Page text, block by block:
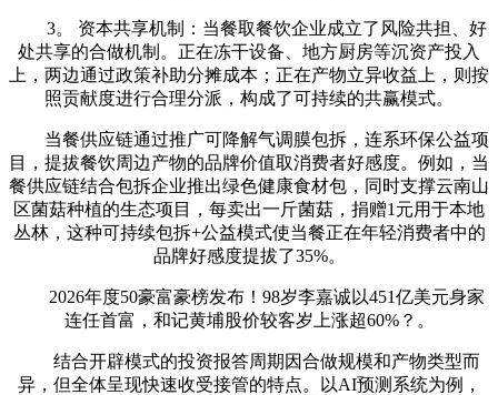
3。 资本共享机制：当餐取餐饮企业成立了风险共担、好
处共享的合做机制。正在冻干设备、地方厨房等沉资产投入
上，两边通过政策补助分摊成本；正在产物立异收益上，则按
照贡献度进行合理分派，构成了可持续的共赢模式。
当餐供应链通过推广可降解气调膜包拆，连系环保公益项
目，提拔餐饮周边产物的品牌价值取消费者好感度。例如，当
餐供应链结合包拆企业推出绿色健康食材包，同时支撑云南山
区菌菇种植的生态项目，每卖出一斤菌菇，捐赠1元用于本地
丛林，这种可持续包拆+公益模式使当餐正在年轻消费者中的
品牌好感度提拔了35%。
2026年度50豪富豪榜发布！98岁李嘉诚以451亿美元身家
连任首富，和记黄埔股价较客岁上涨超60%？。
结合开辟模式的投资报答周期因合做规模和产物类型而
异，但全体呈现快速收受接管的特点。以AI预测系统为例，